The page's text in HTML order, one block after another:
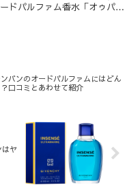
ドパルファム香水「オゥパラ
ンバンのオードパルファムにはどん
口コミとあわせて紹介
はヤ